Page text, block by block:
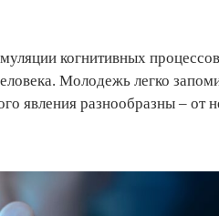
когнитивных
Молодежь легко
явления разнообразны – от